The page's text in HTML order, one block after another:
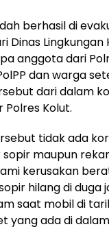
berhasil di
Dinas Lingkungan
anggota dari
dan warga
dari dalam
Polres Kolut.
tidak ada
sopir maupun
kerusakan
hilang di duga
saat mobil di
yang ada di